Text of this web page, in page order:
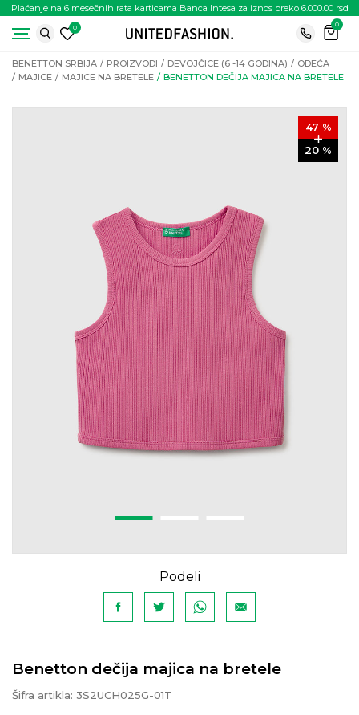
Plaćanje na 6 mesečnih rata karticama Banca Intesa za iznos preko 6.000.00 rsd
0
0
BENETTON SRBIJA PROIZVODI DEVOJČICE (6 -14 GODINA)
ODEĆA
MAJICE
MAJICE NA BRETELE BENETTON DEČIJA MAJICA NA BRETELE
47 %
20 %
Podeli
Benetton dečija majica na bretele
Šifra artikla: 3S2UCH025G-01T